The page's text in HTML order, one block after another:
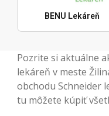
BENU Lekáreň
Pozrite si aktuálne
lekáreň v meste
obchodu Schneider
tu môžete kúpiť